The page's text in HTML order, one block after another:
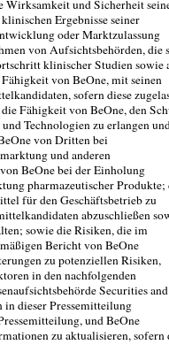
Wirksamkeit und Sicherheit
Ergebnisse seiner
oder Marktzulassung
von Aufsichtsbehörden, die
klinischer Studien sowie
von BeOne, mit seinen
sofern diese
Fähigkeit von BeOne, den
Technologien zu erlangen
von Dritten bei
und anderen
BeOne bei der Einholung
pharmazeutischer Produkte;
für den Geschäftsbetrieb zu
abzuschließen
sowie die Risiken, die im
Bericht von BeOne
zu potenziellen Risiken,
in den nachfolgenden
Securities and
dieser Pressemitteilung
und BeOne
zu aktualisieren, sofern